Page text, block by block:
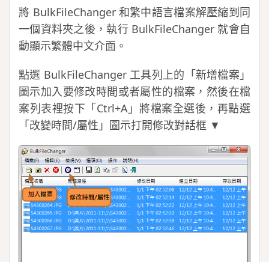
將 BulkFileChanger 和繁中語言檔案解壓縮到同
一個資料夾之後，執行 BulkFileChanger 就會自
動顯示繁體中文介面。
點選 BulkFileChanger 工具列上的「新增檔案」
圖示加入要修改時間或者屬性的檔案，然後在檔
案列表裡按下「Ctrl+A」將檔案全選後，再點選
「改變時間/屬性」圖示打開修改對話框 ▼